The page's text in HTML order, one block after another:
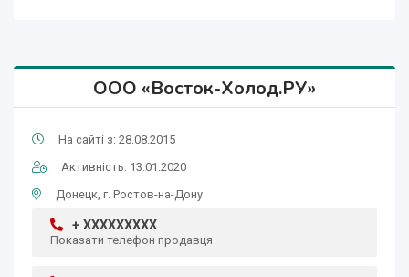
ООО «Восток-Холод.РУ»
На сайті з: 28.08.2015
Активність: 13.01.2020
Донецк, г. Ростов-на-Дону
+ XXXXXXXXX
Показати телефон продавця